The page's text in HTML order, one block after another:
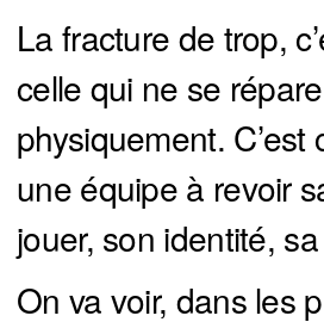
La fracture de trop,
celle qui ne se
physiquement. C’est
une équipe à revoir
jouer, son identité,
On va voir, dans les